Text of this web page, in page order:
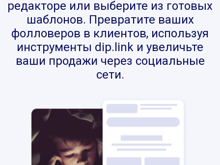
редакторе или выберите из готовых
шаблонов. Превратите ваших
фолловеров в клиентов, используя
инструменты dip.link и увеличьте
ваши продажи через социальные
сети.